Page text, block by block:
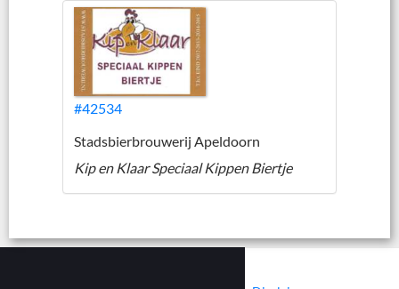
#42534
Stadsbierbrouwerij Apeldoorn
Kip en Klaar Speciaal Kippen Biertje